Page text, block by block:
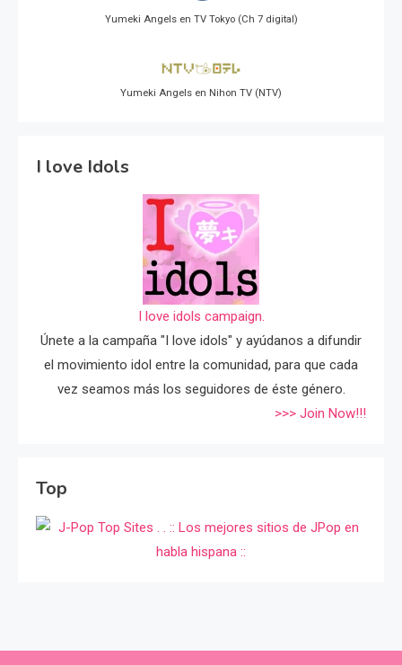
Yumeki Angels en TV Tokyo (Ch 7 digital)
Yumeki Angels en Nihon TV (NTV)
I love Idols
I love idols campaign.
Únete a la campaña "I love idols" y ayúdanos a difundir
el movimiento idol entre la comunidad, para que cada
vez seamos más los seguidores de éste género.
>>> Join Now!!!
Top